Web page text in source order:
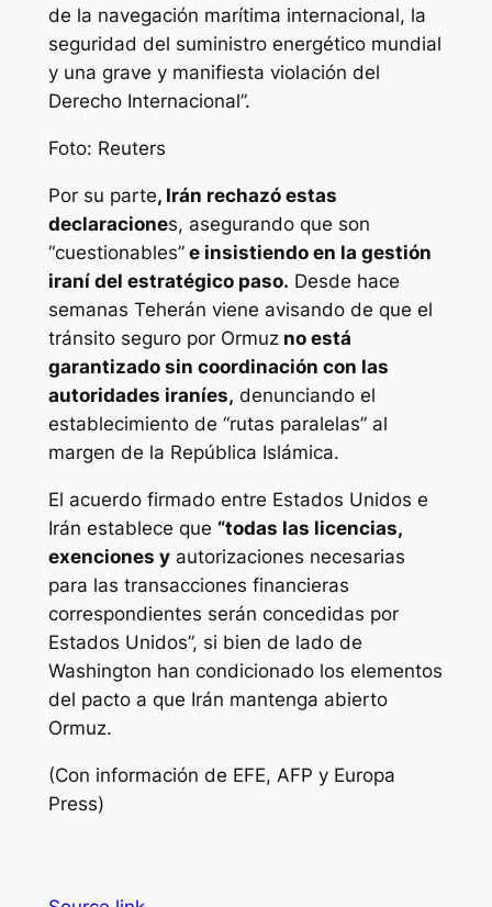
de la navegación marítima internacional, la
seguridad del suministro energético mundial
y una grave y manifiesta violación del
Derecho Internacional”.
Foto: Reuters
Por su parte, Irán rechazó estas
declaraciones, asegurando que son
“cuestionables”e insistiendo en la gestión
iraní del estratégico paso. Desde hace
semanas Teherán viene avisando de que el
tránsito seguro por Ormuzno está
garantizado sin coordinación con las
autoridades iraníes, denunciando el
establecimiento de “rutas paralelas” al
margen de la República Islámica.
El acuerdo firmado entre Estados Unidos e
Irán establece que “todas las licencias,
exenciones yautorizaciones necesarias
para las transacciones financieras
correspondientes serán concedidas por
Estados Unidos”, si bien de lado de
Washington han condicionado los elementos
del pacto a que Irán mantenga abierto
Ormuz.
(Con información de EFE, AFP y Europa
Press)